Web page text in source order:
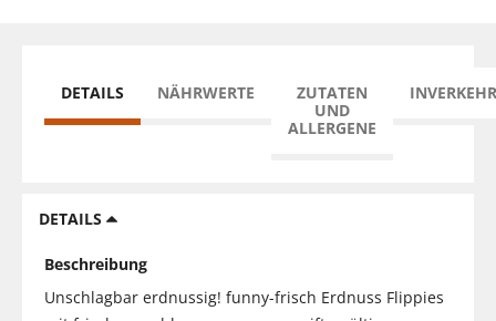
DETAILS NÄHRWERTE
ZUTATEN
UND
ALLERGENE
DETAILS
Beschreibung
Unschlagbar erdnussig! funny-frisch Erdnuss Flippies